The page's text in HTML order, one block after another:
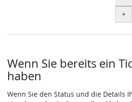
+
Wenn Sie bereits ein
haben
Wenn Sie den Status und die Details